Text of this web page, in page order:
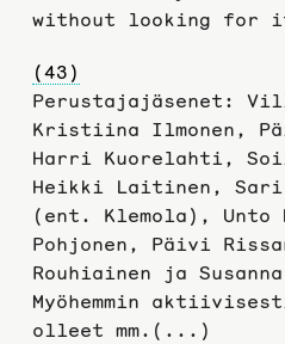
without looking for
(43)
Perustajajäsenet:
Kristiina Ilmonen,
Harri Kuorelahti,
Heikki Laitinen,
(ent. Klemola), Unto
Pohjonen, Päivi
Rouhiainen ja
Myöhemmin
olleet mm.(...)